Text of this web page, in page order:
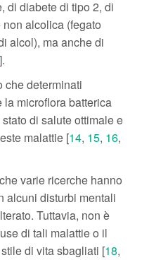
di diabete di tipo 2, di
alcolica (fegato
alcol), ma anche di
].
che determinati
microflora batterica
di salute ottimale e
malattie [14, 15, 16,
varie ricerche hanno
alcuni disturbi mentali
Tuttavia, non è
di tali malattie o il
di vita sbagliati [18,